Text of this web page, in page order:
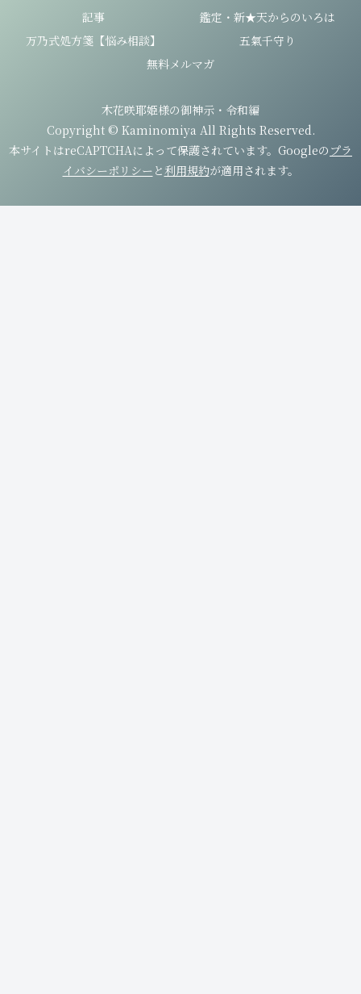
記事
鑑定・新★天からのいろは
万乃式処方箋【悩み相談】
五氣千守り
無料メルマガ
木花咲耶姫様の御神示・令和編
Copyright © Kaminomiya All Rights Reserved.
本サイトはreCAPTCHAによって保護されています。Googleの プラ
イバシーポリシー と利用規約が適用されます。